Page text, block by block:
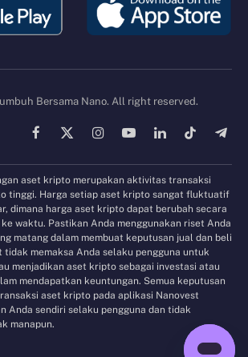
Bersama Nano. All right reserved.
Facebook
X
InstagramYouTubeLinkedInTikTok
aset kripto merupakan aktivitas transaksi
tinggi. Harga setiap aset kripto sangat fluktuatif
dimana harga aset kripto dapat berubah secara
waktu. Pastikan Anda menggunakan riset Anda
matang dalam membuat keputusan jual dan beli
memaksa Anda selaku pengguna untuk
menjadikan aset kripto sebagai investasi atau
mendapatkan keuntungan. Semua keputusan
aset kripto pada aplikasi Nanovest
Anda sendiri selaku pengguna dan tidak
manapun.